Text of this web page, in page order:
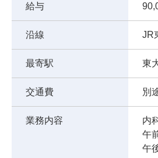
給与
沿線 JR
最寄駅 東
交通費 別
業務内容
内
午
午